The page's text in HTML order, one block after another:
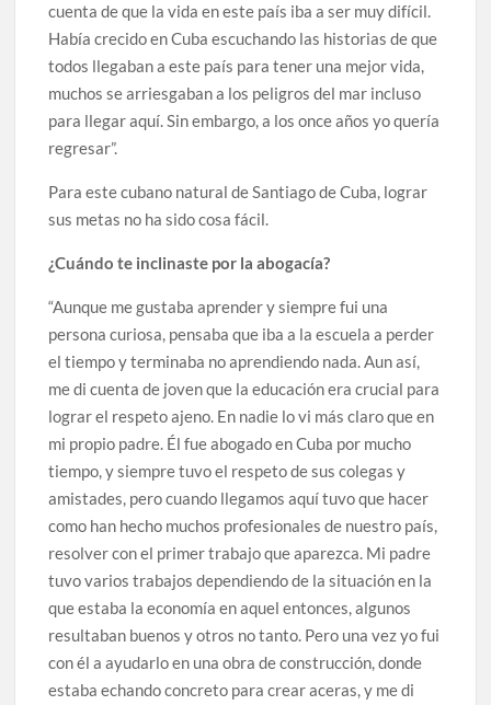
cuenta de que la vida en este país iba a ser muy difícil.
Había crecido en Cuba escuchando las historias de que
todos llegaban a este país para tener una mejor vida,
muchos se arriesgaban a los peligros del mar incluso
para llegar aquí. Sin embargo, a los once años yo quería
regresar”.
Para este cubano natural de Santiago de Cuba, lograr
sus metas no ha sido cosa fácil.
¿Cuándo te inclinaste por la abogacía?
“Aunque me gustaba aprender y siempre fui una
persona curiosa, pensaba que iba a la escuela a perder
el tiempo y terminaba no aprendiendo nada. Aun así,
me di cuenta de joven que la educación era crucial para
lograr el respeto ajeno. En nadie lo vi más claro que en
mi propio padre. Él fue abogado en Cuba por mucho
tiempo, y siempre tuvo el respeto de sus colegas y
amistades, pero cuando llegamos aquí tuvo que hacer
como han hecho muchos profesionales de nuestro país,
resolver con el primer trabajo que aparezca. Mi padre
tuvo varios trabajos dependiendo de la situación en la
que estaba la economía en aquel entonces, algunos
resultaban buenos y otros no tanto. Pero una vez yo fui
con él a ayudarlo en una obra de construcción, donde
estaba echando concreto para crear aceras, y me di